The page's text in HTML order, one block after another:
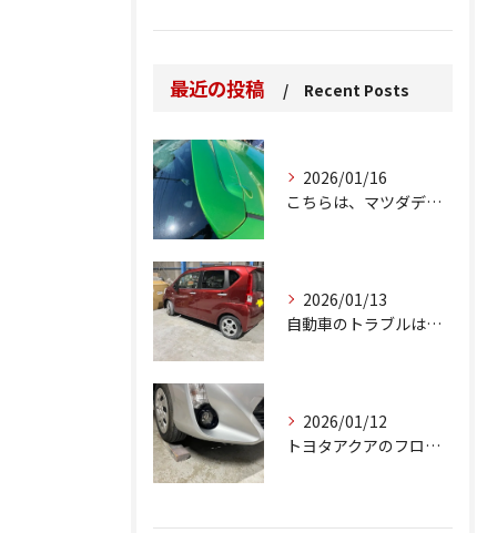
最近の投稿 Recent Posts
2026/01/16
こちらは、マツダデミオのゲートのルーフスポイラーで、経年劣化...
2026/01/13
自動車のトラブルは、日常生活において避けられない出来事の一つ...
2026/01/12
トヨタアクアのフロントバンパーの右下側を縁石にぶつけてできた...